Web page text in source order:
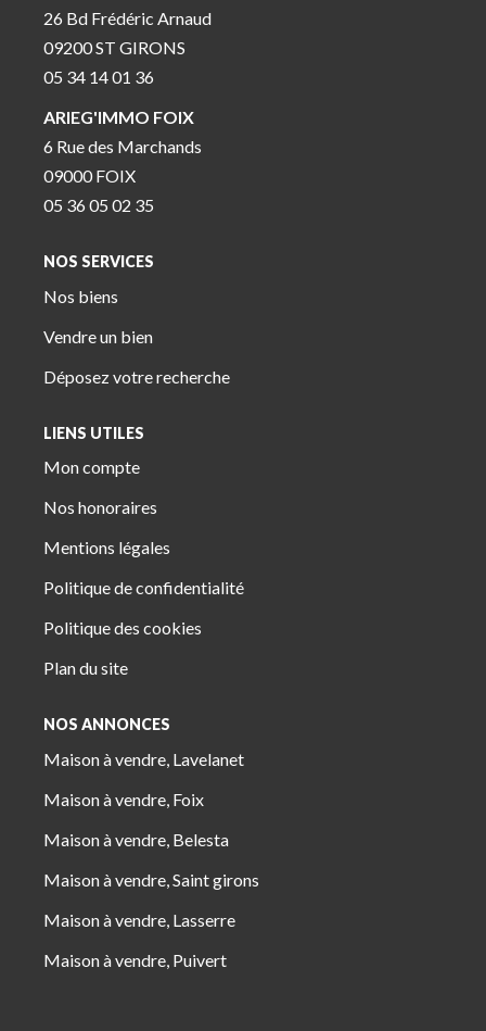
26 Bd Frédéric Arnaud
09200 ST GIRONS
05 34 14 01 36
ARIEG'IMMO FOIX
6 Rue des Marchands
09000 FOIX
05 36 05 02 35
NOS SERVICES
Nos biens
Vendre un bien
Déposez votre recherche
LIENS UTILES
Mon compte
Nos honoraires
Mentions légales
Politique de confidentialité
Politique des cookies
Plan du site
NOS ANNONCES
Maison à vendre, Lavelanet
Maison à vendre, Foix
Maison à vendre, Belesta
Maison à vendre, Saint girons
Maison à vendre, Lasserre
Maison à vendre, Puivert